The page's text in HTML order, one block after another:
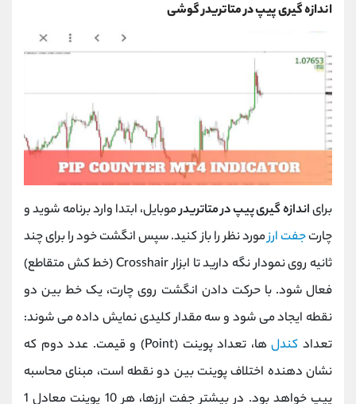
اندازه گیری پیپ در متاتریدر گوشی
برایاندازه‌ گیری پیپ در متاتریدرموبایل، ابتدا وارد برنامه شوید و
چارتجفت ‌ارزمورد نظر را باز کنید. سپس انگشت خود را برای چند
ثانیه روی نمودار نگه دارید تا ابزار Crosshair (خط ‌کش متقاطع)
فعال شود. با حرکت دادن انگشت روی چارت، یک خط بین دو
نقطه ایجاد می ‌شود و سه مقدار کلیدی نمایش داده می ‌شوند:
تعداد کندل
‌ها، تعداد پوینت (Point) و قیمت. عدد دوم که
نشان‌ دهنده اختلاف پوینت بین دو نقطه است، مبنای محاسبه
پیپ خواهد بود. در بیشتر جفت ‌ارزها، هر 10 پوینت معادل 1